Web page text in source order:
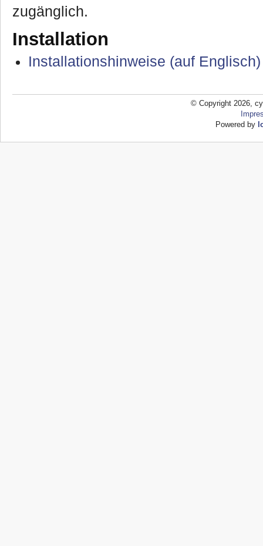
zugänglich.
Installation
Installationshinweise (auf Englisch)
© Copyright 2026,
Powered by